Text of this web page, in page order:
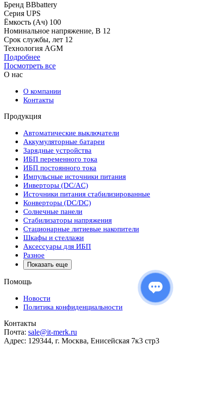
Бренд BBbattery
Серия UPS
Ёмкость (Ач) 100
Номинальное напряжение, В 12
Срок службы, лет 12
Технология AGM
Подробнее
Посмотреть все
О нас
О компании
Контакты
Продукция
Автоматические выключатели
Аккумуляторные батареи
Зарядные устройства
ИБП переменного тока
ИБП постоянного тока
Импульсные источники питания
Инверторы (DC/AC)
Источники питания стабилизированные
Конверторы (DC/DC)
Солнечные панели
Стабилизаторы напряжения
Стационарные литиевые накопители
Шкафы и стеллажи
Аксессуары для ИБП
Разное
Показать еще
Помощь
Новости
Политика конфиденциальности
Контакты
Почта: sale@it-merk.ru
Адрес: 129344, г. Москва, Енисейская 7к3 стр3